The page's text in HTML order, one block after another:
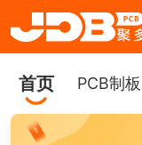
首页 PCB制板